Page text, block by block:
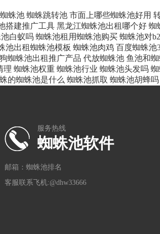
蛛池 蜘蛛跳转池 市面上哪些蜘蛛池好用
搭建推广工具 黑龙江蜘蛛池出租哪个好 蜘
白蚁吗 蜘蛛池租用蜘蛛池购买 蜘蛛池对
池出租蜘蛛池模板 蜘蛛池肉鸡 百度蜘蛛池
蜘蛛池出租推广产品 代放蜘蛛池 鱼池和
理 蜘蛛池权重 蜘蛛池行业 蜘蛛池头发吗
的蜘蛛池是什么 蜘蛛池抓取 蜘蛛池胡蜂吗
服务热线
蜘蛛池软件
邮箱：蜘蛛池排名
客服联系飞机:@dhw33666